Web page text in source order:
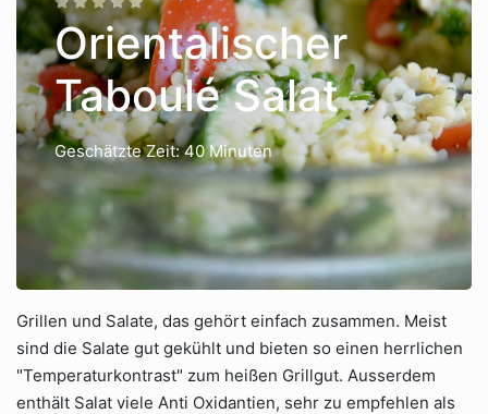
Orientalischer
Taboulé Salat
Geschätzte Zeit: 40 Minuten
Grillen und Salate, das gehört einfach zusammen. Meist
sind die Salate gut gekühlt und bieten so einen herrlichen
"Temperaturkontrast" zum heißen Grillgut. Ausserdem
enthält Salat viele Anti Oxidantien, sehr zu empfehlen als